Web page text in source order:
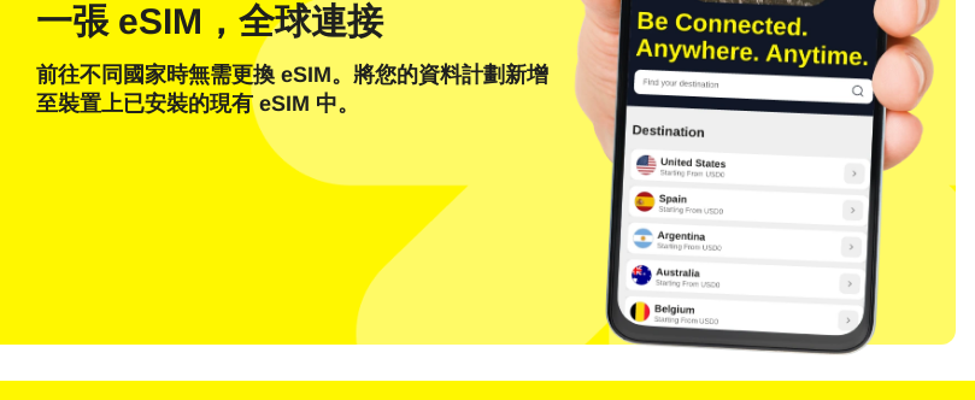
一張 eSIM，全球連接
前往不同國家時無需更換 eSIM。將您的資料計劃新增
至裝置上已安裝的現有 eSIM 中。
新客戶
使用電子郵箱登入